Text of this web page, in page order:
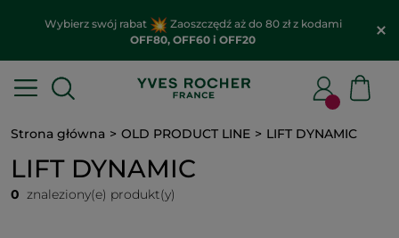
Wybierz swój rabat
Zaoszczędź aż do 80 zł z kodami
OFF80, OFF60 i OFF20
Strona główna OLD PRODUCT LINE LIFT DYNAMIC
LIFT DYNAMIC
0 znaleziony(e) produkt(y)